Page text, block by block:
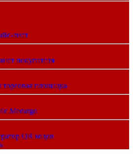
лист
покупателя
торговая площадка
QR кодов